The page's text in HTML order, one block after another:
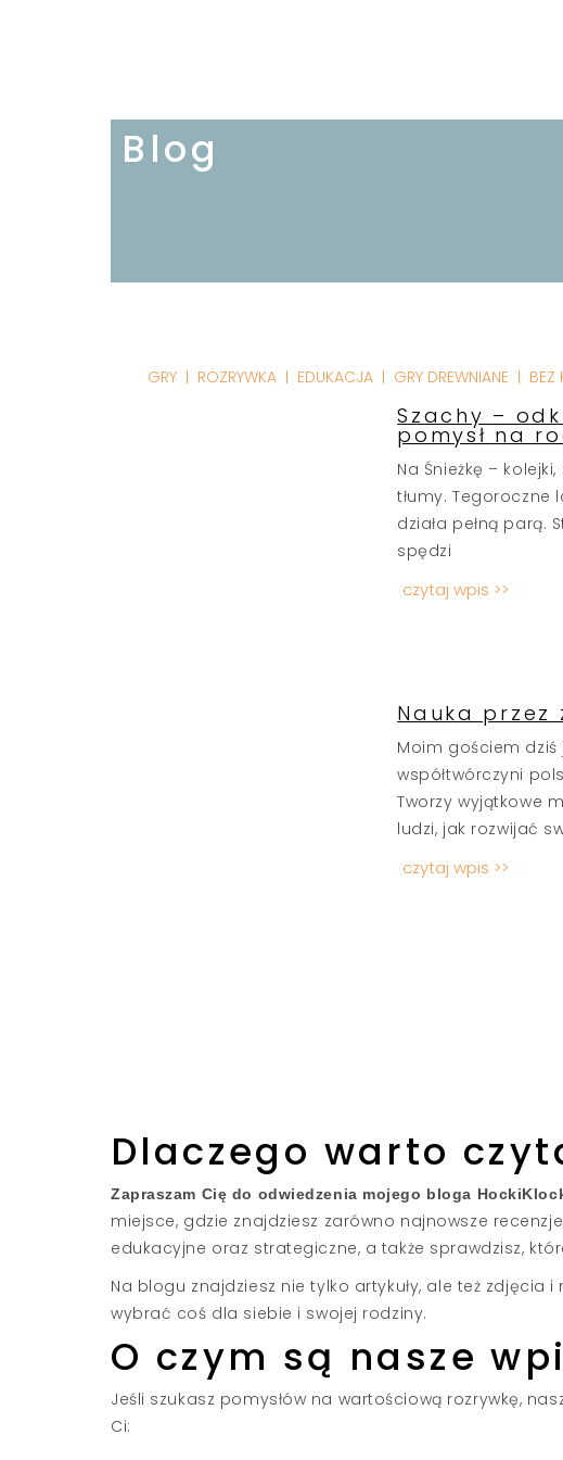
Blog
GRY ROZRYWKA EDUKACJA GRY DREWNIANE BEZ
Szachy –
pomysł na
Na Śnieżkę –
tłumy. Tegoroczne
działa pełną parą.
spędzi
czytaj wpis >>
Nauka przez
Moim gościem
współtwórczyni
Tworzy wyjątkowe
ludzi, jak rozwijać
czytaj wpis >>
Dlaczego warto
Zapraszam Cię do odwiedzenia mojego bloga
miejsce, gdzie znajdziesz zarówno najnowsze
edukacyjne oraz strategiczne, a także sprawdzisz,
Na blogu znajdziesz nie tylko artykuły, ale też zdjęcia
wybrać coś dla siebie i swojej rodziny.
O czym są nasze
Jeśli szukasz pomysłów na wartościową rozrywkę,
Ci: